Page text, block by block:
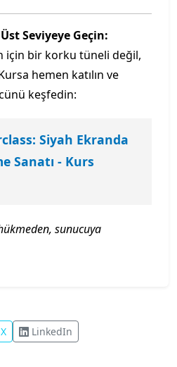
Seviyeye Geçin:
için bir korku tüneli değil,
hemen katılın ve
keşfedin:
Siyah Ekranda
Sanatı - Kurs
sunucuya
X LinkedIn